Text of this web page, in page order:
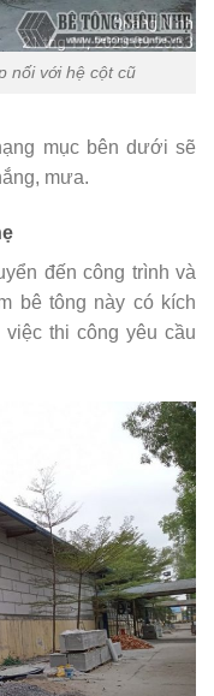
nối với hệ cột cũ
mục bên dưới sẽ
mưa.
đến công trình và
bê tông này có kích
thi công yêu cầu